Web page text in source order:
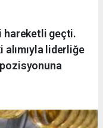
hareketli geçti.
alımıyla liderliğe